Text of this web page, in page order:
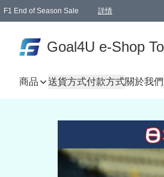
F1 End of Season Sale 詳情
Goal4U e-Shop
商品 送貨方式付款方式關於我們